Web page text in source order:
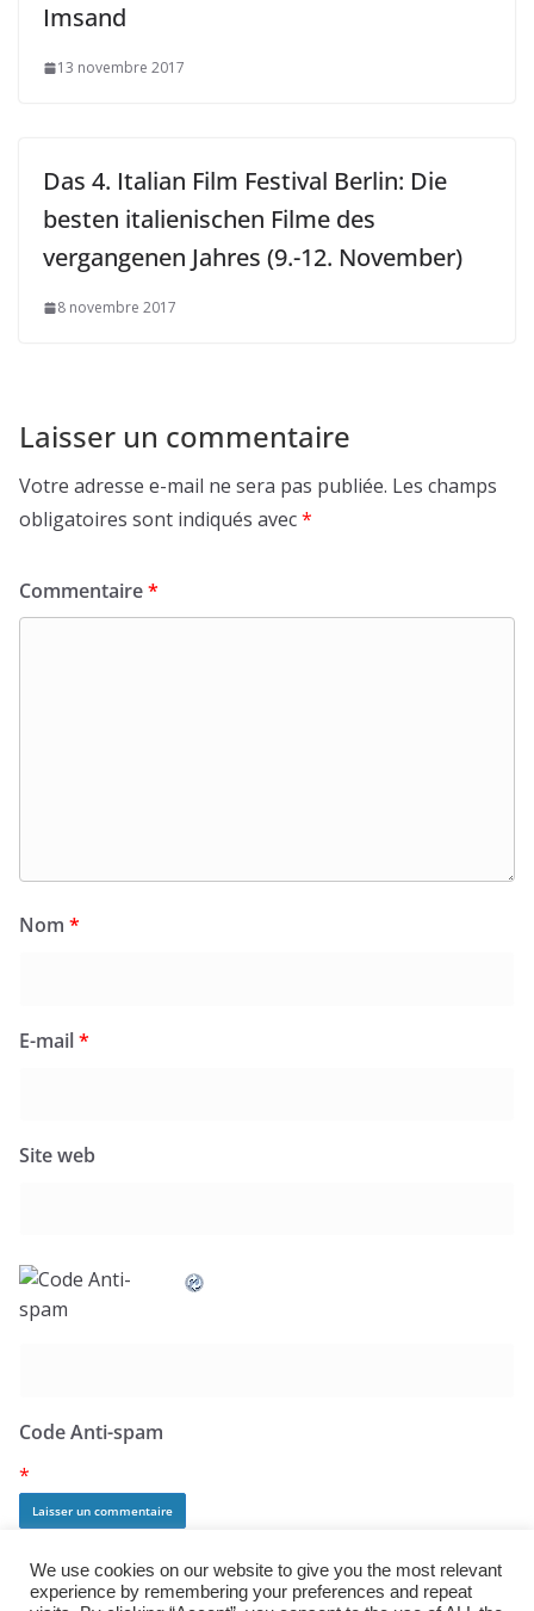
Imsand
13 novembre 2017
Das 4. Italian Film Festival Berlin: Die
besten italienischen Filme des
vergangenen Jahres (9.-12. November)
8 novembre 2017
Laisser un commentaire
Votre adresse e-mail ne sera pas publiée. Les champs
obligatoires sont indiqués avec*
Commentaire*
Nom *
E-mail*
Site web
Code Anti-spam
*
We use cookies on our website to give you the most relevant
experience by remembering your preferences and repeat